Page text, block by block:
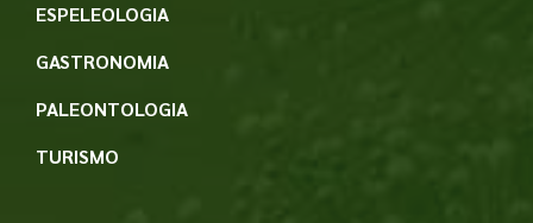
ESPELEOLOGIA
GASTRONOMIA
PALEONTOLOGIA
TURISMO